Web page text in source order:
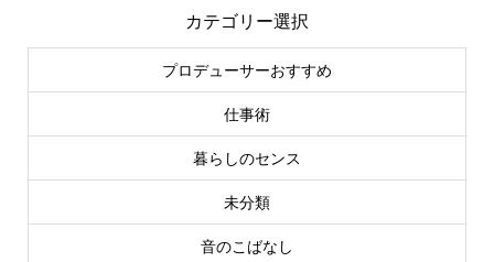
カテゴリー選択
プロデューサーおすすめ
仕事術
暮らしのセンス
未分類
音のこばなし